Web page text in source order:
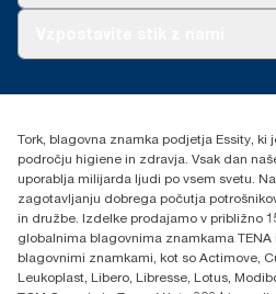
Essity Hungary Kft.
Budakeszi út 51.
Tork, blagovna znamka podjetja Essity,
področju higiene in zdravja. Vsak dan
uporablja milijarda ljudi po vsem svetu.
zagotavljanju dobrega počutja
in družbe. Izdelke prodajamo v približno
globalnima blagovnima znamkama
blagovnimi znamkami, kot so Actimove,
Leukoplast, Libero, Libresse, Lotus,